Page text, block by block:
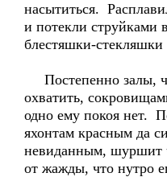
насытиться.
и потекли струйками
блестяшки-
Постепенно залы,
охватить,
одно ему покоя нет.
яхонтам красным да
невиданным, шуршит
от жажды, что нутро